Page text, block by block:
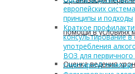
помощи в условиях
Оценка ведения
европейских
принципы и подходы
Краткое
консультирование
употребления
ВОЗ для первичного
санитарной помощи